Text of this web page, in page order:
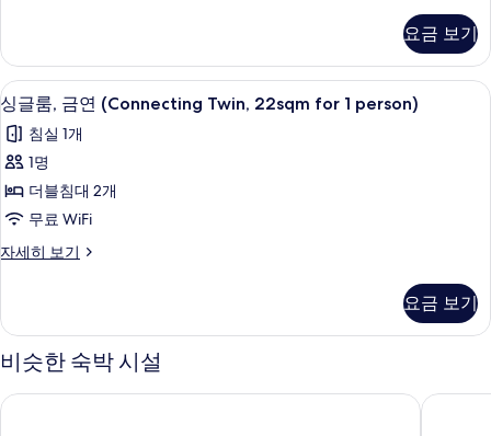
사
진
모
두
보
기
Twin,22
sqm
for
3
person)
자
히
보
요금 보기
싱
글
룸,
금
연
(Connecting
Twin,
1
person)
진
오리/거위털 이불, 필로우탑 침대, 책상
10
싱글룸, 금연 (Connecting Twin, 22sqm for 1 person)
침실 1개
1명
더블침대 2개
무료 WiFi
자세히 보기
싱
연
(Connecting
Twin,
22sqm
for
요금 보기
비슷한 숙박 시설
APA 호텔 & 리조트 미도스지 혼마치 에키마에 타워 APA 호